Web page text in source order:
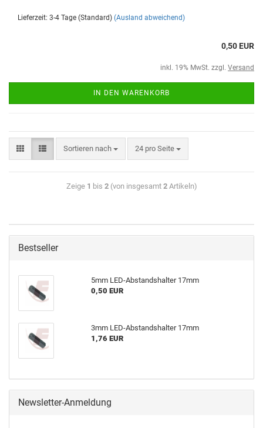
Lieferzeit: 3-4 Tage (Standard) (Ausland abweichend)
0,50 EUR
inkl. 19% MwSt. zzgl. Versand
IN DEN WARENKORB
Sortieren nach 24 pro Seite
Zeige 1 bis 2(von insgesamt 2Artikeln)
Bestseller
5mm LED-Abstandshalter 17mm
0,50 EUR
3mm LED-Abstandshalter 17mm
1,76 EUR
Newsletter-Anmeldung